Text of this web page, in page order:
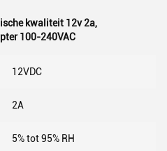
kwaliteit 12v 2a,
100-240VAC
12VDC
2A
5% tot 95% RH